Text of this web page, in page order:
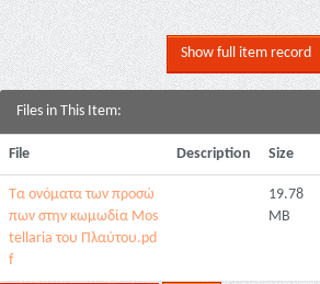
Show full item record
Files in This Item:
File Description Size
Τα ονόματα των προσώ
πων στην κωμωδία Mos
tellaria του Πλαύτου.pd
f
19.78
MB